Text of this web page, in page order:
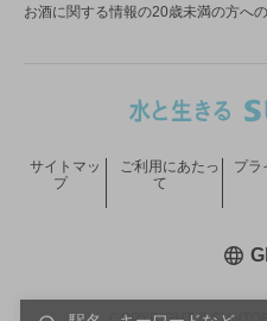
お酒に関する情報の20歳未満の方へ
サイトマッ
プ
ご利用にあたっ
て
プラ